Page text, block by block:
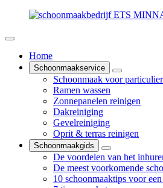
Home
Schoonmaakservice
Schoonmaak voor
Ramen wassen
Zonnepanelen reinigen
Dakreiniging
Gevelreiniging
Oprit & terras reinigen
Schoonmaakgids
De voordelen van het
De meest voorkomende
10 schoonmaaktips voor